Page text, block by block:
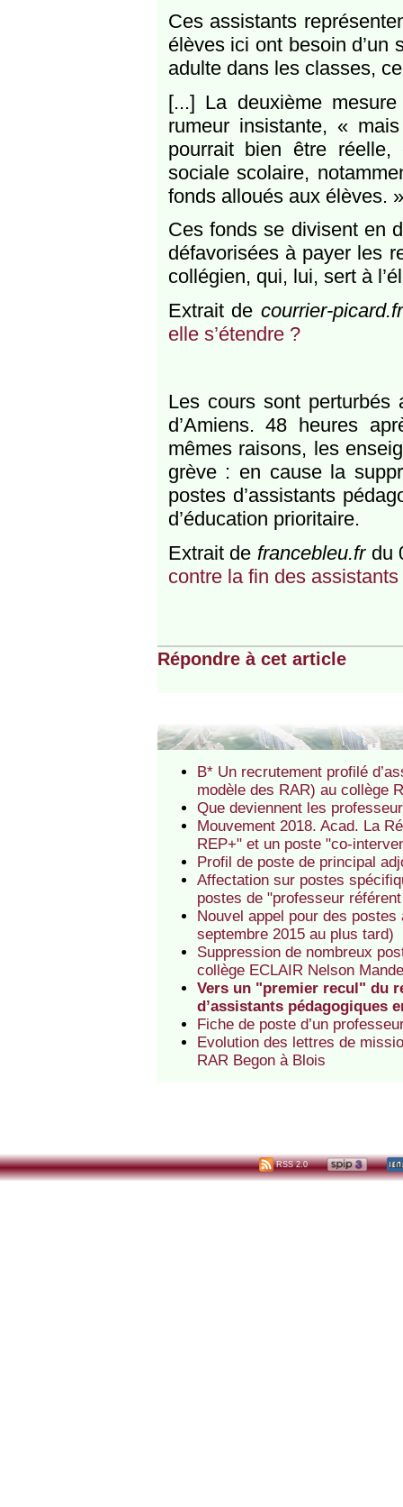
Ces assistants
élèves ici ont besoin d’un
adulte dans les classes,
[...] La deuxième
rumeur insistante, «
pourrait bien être réelle,
sociale scolaire,
fonds alloués aux élèves. »
Ces fonds se divisent en
défavorisées à payer les
collégien, qui, lui, sert à
Extrait decourrier-picard.fr
elle s’étendre ?
Les cours sont perturbés
d’Amiens. 48 heures
mêmes raisons, les
grève : en cause la
postes d’assistants
d’éducation prioritaire.
Extrait de francebleu.frdu
contre la fin des
Répondre à cet article
B* Un recrutement profilé
modèle des RAR) au collège
Que deviennent les
Mouvement 2018. Acad. La
REP+" et un poste "co-
Profil de poste de principal
Affectation sur postes
postes de "professeur
Nouvel appel pour des
septembre 2015 au plus tard)
Suppression de nombreux
collège ECLAIR Nelson
Vers un "premier recul" du
d’assistants pédagogiques
Fiche de poste d’un
Evolution des lettres de
RAR Begon à Blois
RSS 2.0